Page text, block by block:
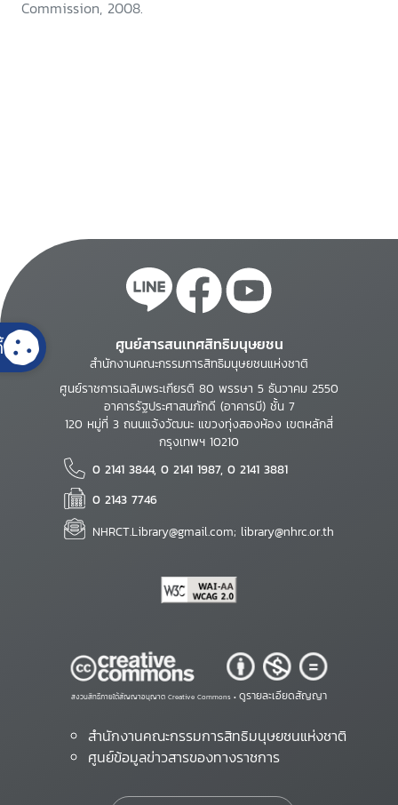
Commission, 2008.
ศูนย์สารสนเทศสิทธิมนุษยชน
สำนักงานคณะกรรมการสิทธิมนุษยชนแห่งชาติ
ศูนย์ราชการเฉลิมพระเกียรติ 80 พรรษา 5 ธันวาคม 2550
อาคารรัฐประศาสนภักดี (อาคารบี) ชั้น 7
120 หมู่ที่ 3 ถนนแจ้งวัฒนะ แขวงทุ่งสองห้อง เขตหลักสี่
กรุงเทพฯ 10210
0 2141 3844, 0 2141 1987, 0 2141 3881
0 2143 7746
NHRCT.Library@gmail.com; library@nhrc.or.th
สงวนสิทธิ์ภายใต้สัญญาอนุญาต Creative Commons • ดูรายละเอียดสัญญา
สำนักงานคณะกรรมการสิทธิมนุษยชนแห่งชาติ
ศูนย์ข้อมูลข่าวสารของทางราชการ